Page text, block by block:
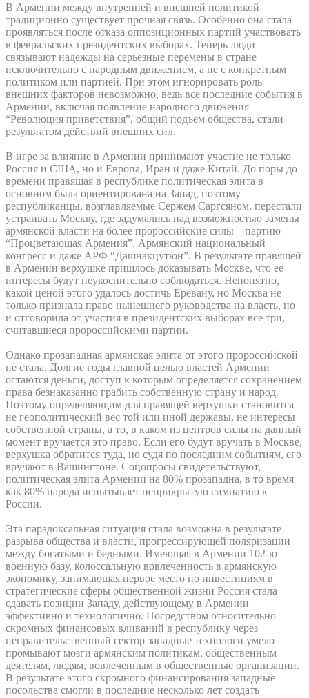
В Армении между внутренней и внешней политикой
традиционно существует прочная связь. Особенно она стала
проявляться после отказа оппозиционных партий участвовать
в февральских президентских выборах. Теперь люди
связывают надежды на серьезные перемены в стране
исключительно с народным движением, а не с конкретным
политиком или партией. При этом игнорировать роль
внешних факторов невозможно, ведь все последние события в
Армении, включая появление народного движения
“Революция приветствия”, общий подъем общества, стали
результатом действий внешних сил.
В игре за влияние в Армении принимают участие не только
Россия и США, но и Европа, Иран и даже Китай. До поры до
времени правящая в республике политическая элита в
основном была ориентирована на Запад, поэтому
республиканцы, возглавляемые Сержем Саргсяном, перестали
устраивать Москву, где задумались над возможностью замены
армянской власти на более пророссийские силы – партию
“Процветающая Армения”, Армянский национальный
конгресс и даже АРФ “Дашнакцутюн”. В результате правящей
в Армении верхушке пришлось доказывать Москве, что ее
интересы будут неукоснительно соблюдаться. Непонятно,
какой ценой этого удалось достичь Еревану, но Москва не
только признала право нынешнего руководства на власть, но
и отговорила от участия в президентских выборах все три,
считавшиеся пророссийскими партии.
Однако прозападная армянская элита от этого пророссийской
не стала. Долгие годы главной целью властей Армении
остаются деньги, доступ к которым определяется сохранением
права безнаказанно грабить собственную страну и народ.
Поэтому определяющим для правящей верхушки становится
не геополитический вес той или иной державы, не интересы
собственной страны, а то, в каком из центров силы на данный
момент вручается это право. Если его будут вручать в Москве,
верхушка обратится туда, но судя по последним событиям, его
вручают в Вашингтоне. Соцопросы свидетельствуют,
политическая элита Армении на 80% прозападна, в то время
как 80% народа испытывает неприкрытую симпатию к
России.
Эта парадоксальная ситуация стала возможна в результате
разрыва общества и власти, прогрессирующей поляризации
между богатыми и бедными. Имеющая в Армении 102-ю
военную базу, колоссальную вовлеченность в армянскую
экономику, занимающая первое место по инвестициям в
стратегические сферы общественной жизни Россия стала
сдавать позиции Западу, действующему в Армении
эффективно и технологично. Посредством относительно
скромных финансовых вливаний в республику через
неправительственный сектор западные технологи умело
промывают мозги армянским политикам, общественным
деятелям, людям, вовлеченным в общественные организации.
В результате этого скромного финансирования западные
посольства смогли в последние несколько лет создать